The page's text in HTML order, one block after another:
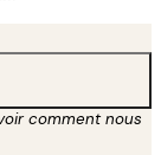
comment nous